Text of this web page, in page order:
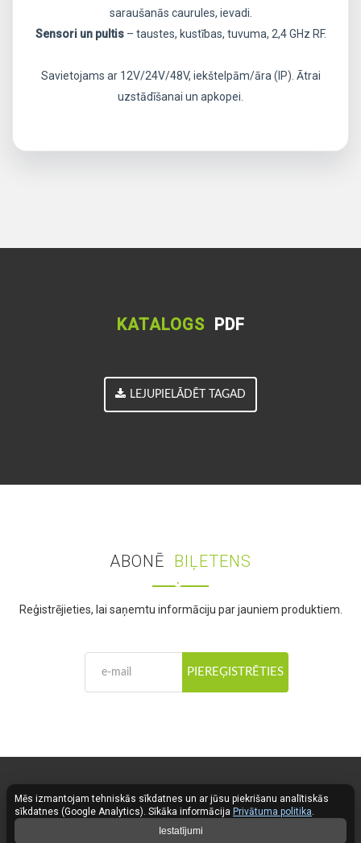
saraušanās caurules, ievadi.
Sensori un pultis– taustes, kustības, tuvuma, 2,4 GHz RF.
Savietojams ar 12V/24V/48V, iekštelpām/āra (IP). Ātrai
uzstādīšanai un apkopei.
KATALOGS PDF
LEJUPIELĀDĒT TAGAD
ABONĒ BIĻETENS
Reģistrējieties, lai saņemtu informāciju par jauniem produktiem.
PIEREĢISTRĒTIES
Fose LED Lighting © 2026
Kontakts
Mēs izmantojam tehniskās sīkdatnes un ar jūsu piekrišanu analītiskās
sīkdatnes (Google Analytics). Sīkāka informācija Privātuma politika.
Iestatījumi